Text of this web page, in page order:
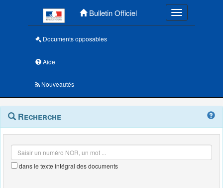
Bulletin Officiel Toggle
Documents opposables
Aide
Nouveautés
Navigation
outils
Menu
contextuel
Recherche
dans le texte intégral des documents